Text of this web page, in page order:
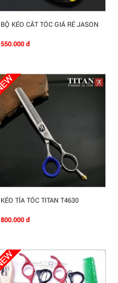
Mua Ngay
BỘ KÉO CẮT TÓC GIÁ RẺ JASON
550.000 đ
Mua Ngay
KÉO TỈA TÓC TITAN T4630
800.000 đ